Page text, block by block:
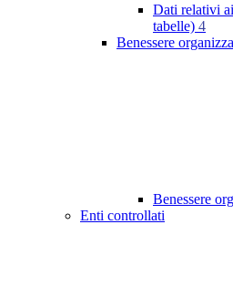
Dati relativi
tabelle) 4
Benessere
Benessere
Enti controllati